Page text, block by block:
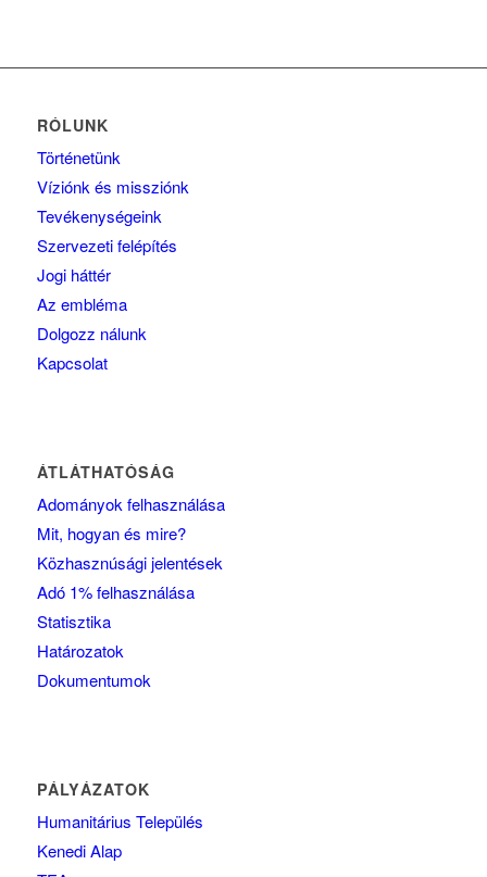
RÓLUNK
Történetünk
Víziónk és missziónk
Tevékenységeink
Szervezeti felépítés
Jogi háttér
Az embléma
Dolgozz nálunk
Kapcsolat
ÁTLÁTHATÓSÁG
Adományok felhasználása
Mit, hogyan és mire?
Közhasznúsági jelentések
Adó 1% felhasználása
Statisztika
Határozatok
Dokumentumok
PÁLYÁZATOK
Humanitárius Település
Kenedi Alap